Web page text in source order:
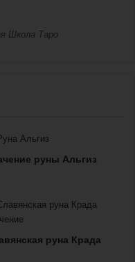
Школа Таро
руны Альгиз
руна Крада